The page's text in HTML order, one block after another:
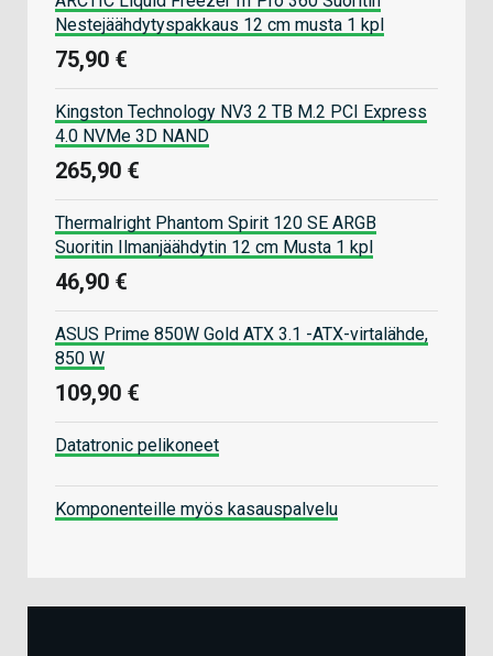
Nestejäähdytyspakkaus 12 cm musta 1 kpl
75,90 €
Kingston Technology NV3 2 TB M.2 PCI Express
4.0 NVMe 3D NAND
265,90 €
Thermalright Phantom Spirit 120 SE ARGB
Suoritin Ilmanjäähdytin 12 cm Musta 1 kpl
46,90 €
ASUS Prime 850W Gold ATX 3.1 -ATX-virtalähde,
850 W
109,90 €
Datatronic pelikoneet
Komponenteille myös kasauspalvelu